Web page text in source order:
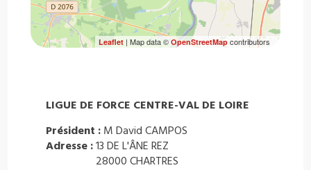
Leaflet| Map data © OpenStreetMapcontributors
LIGUE DE FORCE CENTRE-VAL DE LOIRE
Président : M David CAMPOS
Adresse :13 DE L'ÂNE REZ
28000 CHARTRES